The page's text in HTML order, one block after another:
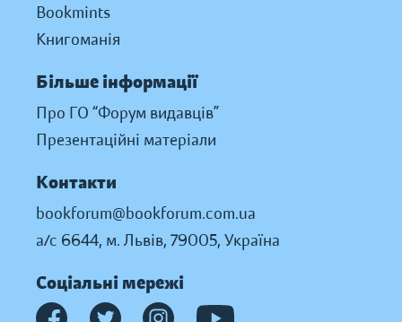
Bookmints
Книгоманія
Більше інформації
Про ГО “Форум видавців”
Презентаційні матеріали
Контакти
bookforum@bookforum.com.ua
а/с 6644, м. Львів, 79005, Україна
Соціальні мережі